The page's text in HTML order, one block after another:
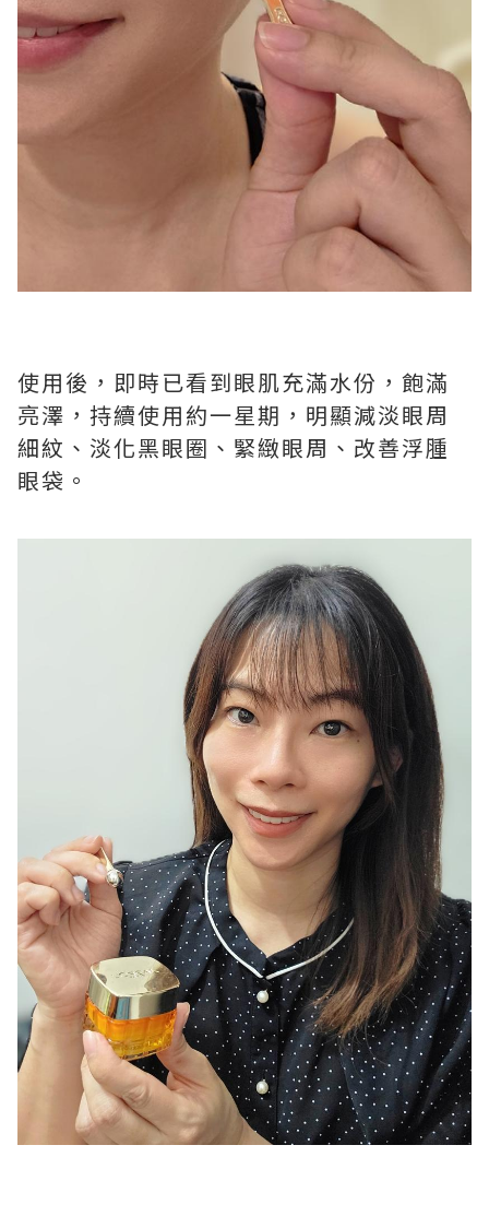
使用後，即時已看到眼肌充滿水份，飽滿
亮澤，持續使用約一星期，明顯減淡眼周
細紋、淡化黑眼圈、緊緻眼周、改善浮腫
眼袋。